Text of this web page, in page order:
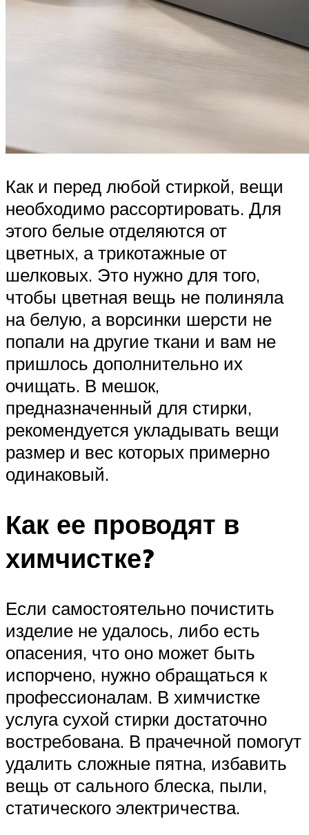
Как и перед любой стиркой, вещи
необходимо рассортировать. Для
этого белые отделяются от
цветных, а трикотажные от
шелковых. Это нужно для того,
чтобы цветная вещь не полиняла
на белую, а ворсинки шерсти не
попали на другие ткани и вам не
пришлось дополнительно их
очищать. В мешок,
предназначенный для стирки,
рекомендуется укладывать вещи
размер и вес которых примерно
одинаковый.
Как ее проводят в
химчистке?
Если самостоятельно почистить
изделие не удалось, либо есть
опасения, что оно может быть
испорчено, нужно обращаться к
профессионалам. В химчистке
услуга сухой стирки достаточно
востребована. В прачечной помогут
удалить сложные пятна, избавить
вещь от сального блеска, пыли,
статического электричества.